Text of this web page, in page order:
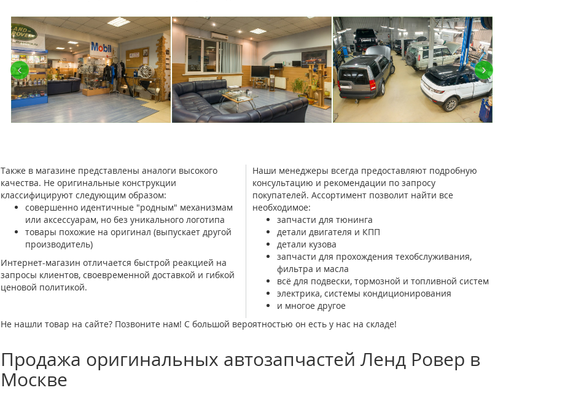
КУЗОВНОЙ РЕМОНТ LAND ROVER
OFF-ROAD ПОДГОТОВКА И ТЮНИНГ
‹ ›
Также в магазине представлены аналоги высокого
качества. Не оригинальные конструкции
классифицируют следующим образом:
совершенно идентичные "родным" механизмам
или аксессуарам, но без уникального логотипа
товары похожие на оригинал (выпускает другой
производитель)
Интернет-магазин отличается быстрой реакцией на
запросы клиентов, своевременной доставкой и гибкой
ценовой политикой.
Наши менеджеры всегда предоставляют подробную
консультацию и рекомендации по запросу
покупателей. Ассортимент позволит найти все
необходимое:
запчасти для тюнинга
детали двигателя и КПП
детали кузова
запчасти для прохождения техобслуживания,
фильтра и масла
всё для подвески, тормозной и топливной систем
электрика, системы кондиционирования
и многое другое
Не нашли товар на сайте? Позвоните нам! С большой вероятностью он есть у нас на складе!
Продажа оригинальных автозапчастей Ленд Ровер в
Москве